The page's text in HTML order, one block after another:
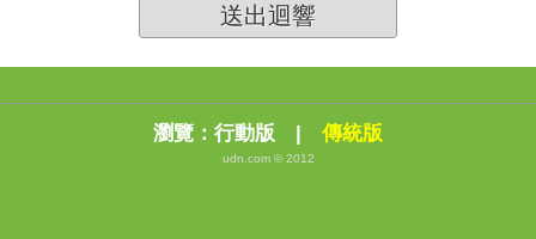
送出迴響
瀏覽： 行動版 | 傳統版
udn.com © 2012